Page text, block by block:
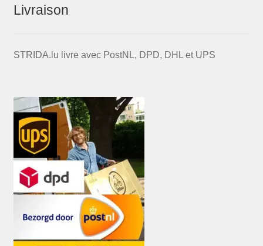
Livraison
STRIDA.lu livre avec PostNL, DPD, DHL et UPS